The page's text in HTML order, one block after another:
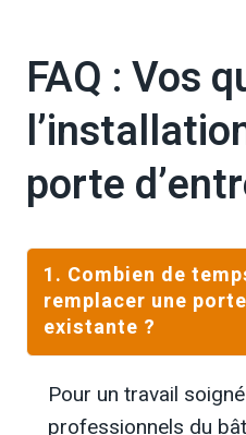
FAQ : Vos
porte
1. Combien de
remplacer une
existante ?
Pour un travail
professionnels du